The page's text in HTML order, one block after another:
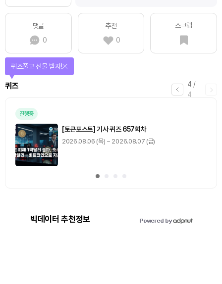
댓글
0
추천
0
스크랩
4 /
4
퀴즈
퀴즈풀고 선물 받자!
진행중
[토큰포스트] 기사 퀴즈 657회차
2026.08.06 (목) ~ 2026.08.07 (금)
빅데이터 추천정보